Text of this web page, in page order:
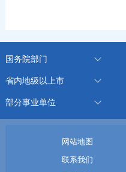
国务院部门
省内地级以上市
部分事业单位
网站地图
联系我们